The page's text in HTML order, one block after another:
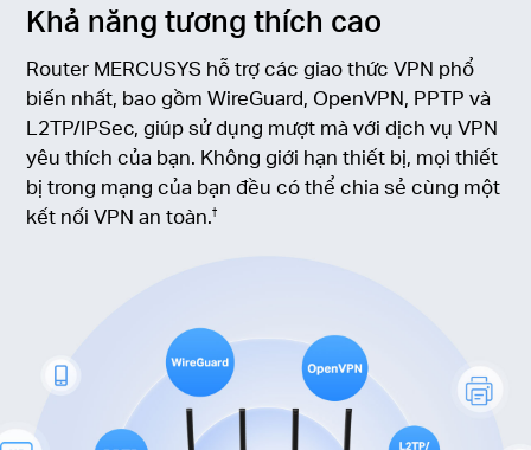
Khả năng tương thích cao
Router MERCUSYS hỗ trợ các giao thức VPN phổ
biến nhất, bao gồm WireGuard, OpenVPN, PPTP và
L2TP/IPSec, giúp sử dụng mượt mà với dịch vụ VPN
yêu thích của bạn. Không giới hạn thiết bị, mọi thiết
bị trong mạng của bạn đều có thể chia sẻ cùng một
kết nối VPN an toàn.†